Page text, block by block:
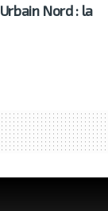
Nord : la